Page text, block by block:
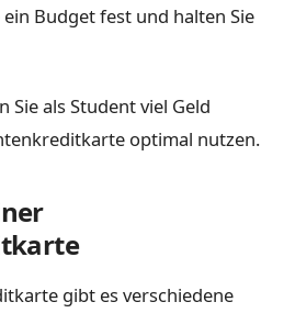
Budget fest und halten Sie
Sie als Student viel Geld
optimal nutzen.
gibt es verschiedene